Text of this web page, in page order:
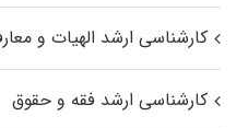
کارشناسی ارشد الهیات و
کارشناسی ارشد فقه و حقوق